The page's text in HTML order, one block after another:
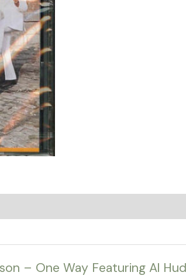
– One Way Featuring Al